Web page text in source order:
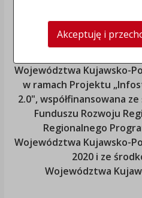
„Rozbudowa i
Województwa Kujawsko-
w ramach Projektu
2.0", współfinansowana
Funduszu Rozwoju
Regionalnego
Województwa Kujawsko-
2020 i ze
Województwa
Akceptuję i